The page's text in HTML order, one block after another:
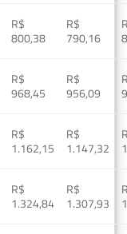
R$
800,38
R$
790,16
R$
968,45
R$
956,09
R$
1.162,15
R$
1.147,32
R$
1.324,84
R$
1.307,93